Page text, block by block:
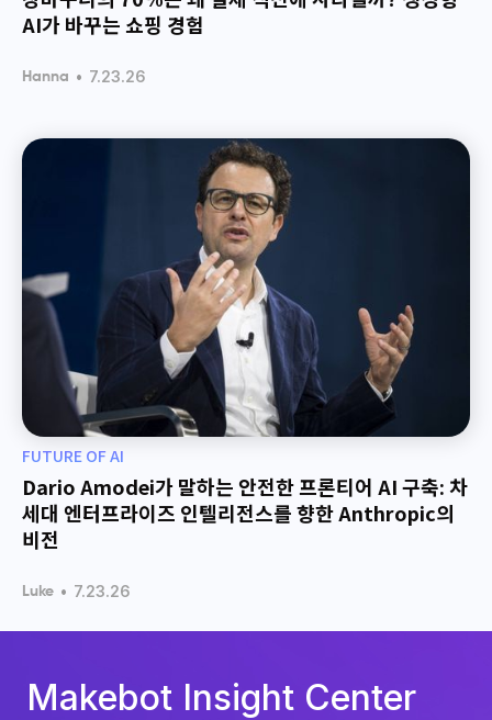
AI가 바꾸는 쇼핑 경험
Hanna • 7.23.26
FUTURE OF AI
Dario Amodei가 말하는 안전한 프론티어 AI 구축: 차
세대 엔터프라이즈 인텔리전스를 향한 Anthropic의
비전
Luke • 7.23.26
Makebot Insight Center